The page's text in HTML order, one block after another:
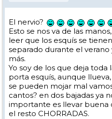
El nervio?
Esto se nos va de las
leer que los esquís se
separado durante el
más.
Yo soy de los que deja toda
porta esquís, aunque
se pueden mojar mal
cantos? en dos bajadas ya
importante es llevar buena
el resto CHORRADAS.